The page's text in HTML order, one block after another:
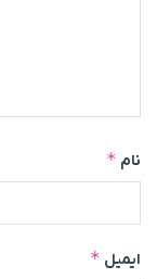
نام *
ایمیل *